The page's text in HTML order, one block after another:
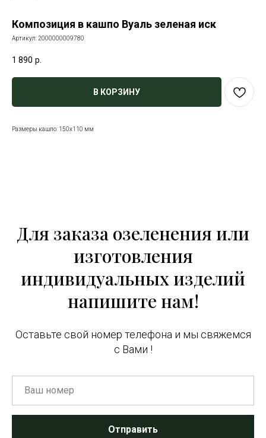
Композиция в кашпо Вуаль зеленая иск
Артикул:2000000009780
1 890 р.
В КОРЗИНУ
Размеры кашпо: 150х110 мм
Для заказа озеленения или
изготовления
индивидуальных изделий
напишите нам!
Оставьте свой номер телефона и мы свяжемся
с Вами !
Отправить